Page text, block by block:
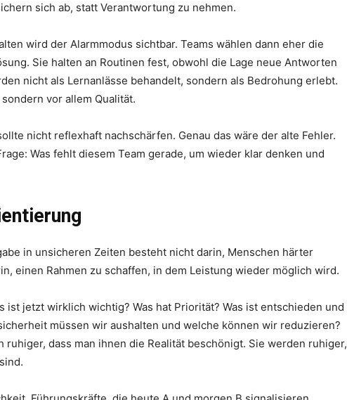
sich ab, statt Verantwortung zu nehmen.
wird der Alarmmodus sichtbar. Teams wählen dann eher die
Sie halten an Routinen fest, obwohl die Lage neue Antworten
nicht als Lernanlässe behandelt, sondern als Bedrohung erlebt.
vor allem Qualität.
nicht reflexhaft nachschärfen. Genau das wäre der alte Fehler.
Was fehlt diesem Team gerade, um wieder klar denken und
in unsicheren Zeiten besteht nicht darin, Menschen härter
einen Rahmen zu schaffen, in dem Leistung wieder möglich wird.
ist jetzt wirklich wichtig? Was hat Priorität? Was ist entschieden und
müssen wir aushalten und welche können wir reduzieren?
ruhiger, dass man ihnen die Realität beschönigt. Sie werden ruhiger,